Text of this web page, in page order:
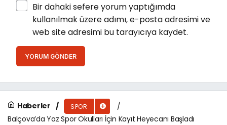
Bir dahaki sefere yorum yaptığımda
kullanılmak üzere adımı, e-posta adresimi ve
web site adresimi bu tarayıcıya kaydet.
YORUM GÖNDER
Haberler SPOR
Balçova’da Yaz Spor Okulları İçin Kayıt Heyecanı Başladı